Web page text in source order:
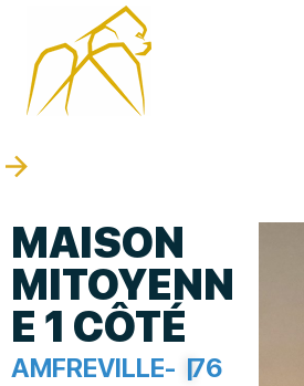
MAISON
MITOYENN
E 1 CÔTÉ
AMFREVILLE- |76